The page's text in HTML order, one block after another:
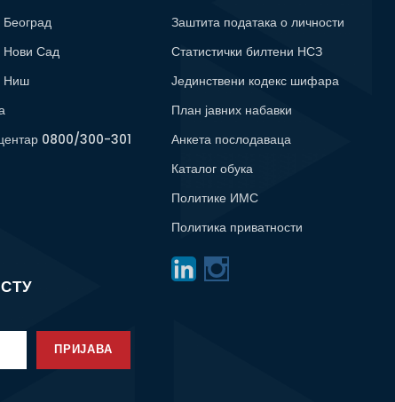
Нови Сад
Ниш
0800/300-301
Заштита података о личности
Статистички билтени НСЗ
Јединствени кодекс шифара
План јавних набавки
Анкета послодаваца
Каталог обука
Политике ИМС
Политика приватности
ПРИЈАВА